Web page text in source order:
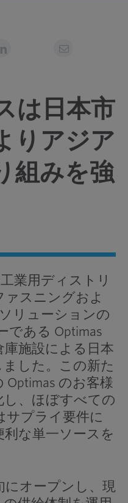
は日本市
りアジア
組みを強
業用ディストリ
ァスニングおよ
リューションの
である Optimas
庫施設による日本
した。この新た
Optimas のお客様
し、ほぼすべての
サプライ要件に
な単一ソースを
にオープンし、現